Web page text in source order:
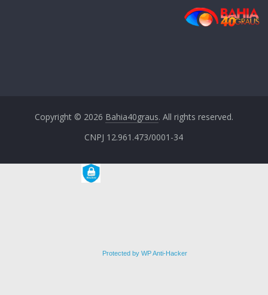
Copyright © 2026 Bahia40graus. All rights reserved.
CNPJ 12.961.473/0001-34
Protected by WP Anti-Hacker